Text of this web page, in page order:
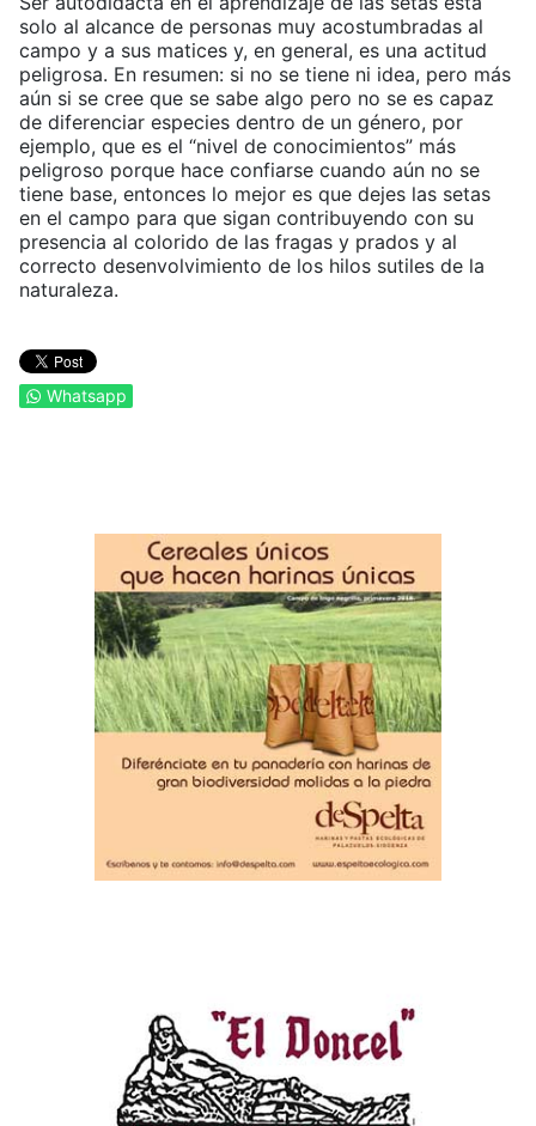
solo al alcance de personas muy acostumbradas al
campo y a sus matices y, en general, es una actitud
peligrosa. En resumen: si no se tiene ni idea, pero más
aún si se cree que se sabe algo pero no se es capaz
de diferenciar especies dentro de un género, por
ejemplo, que es el “nivel de conocimientos” más
peligroso porque hace confiarse cuando aún no se
tiene base, entonces lo mejor es que dejes las setas
en el campo para que sigan contribuyendo con su
presencia al colorido de las fragas y prados y al
correcto desenvolvimiento de los hilos sutiles de la
naturaleza.
Whatsapp